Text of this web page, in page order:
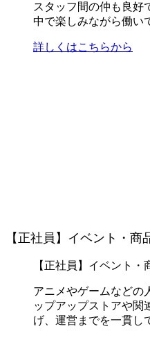
スタッフ間の仲も良好
中で楽しみながら働い
詳しくはこちらから
【正社員】イベント・商
【正社員】イベント・
アニメやゲームなどの
ップアップストアや関
げ、運営までを一貫し